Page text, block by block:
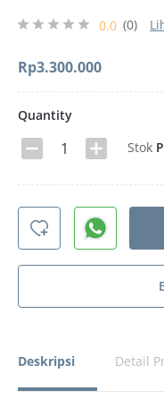
0.0 (0)
Rp3.300.000
Quantity
Stok
Deskripsi Detail